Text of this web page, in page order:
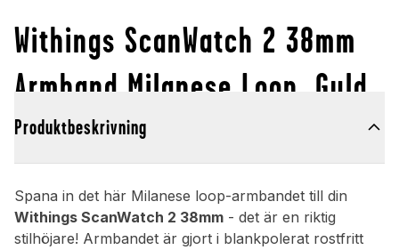
Withings ScanWatch 2 38mm
Armband Milanese Loop, Guld
Produktbeskrivning
Spana in det här Milanese loop-armbandet till din
Withings ScanWatch 2 38mm - det är en riktig
stilhöjare! Armbandet är gjort i blankpolerat rostfritt